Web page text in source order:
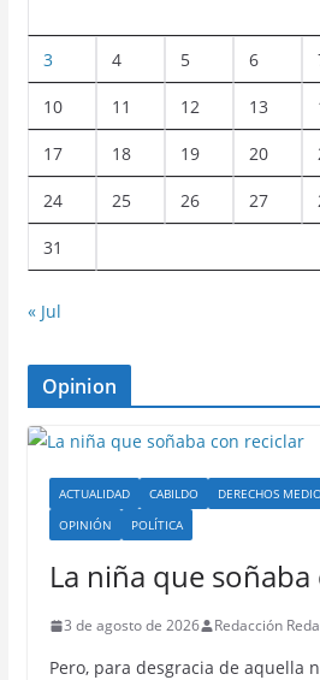
3 4 5 6
10 11 12 13
17 18 19 20
24 25 26 27
31
« Jul
Opinion
ACTUALIDAD CABILDO DERECHOS
OPINIÓN
POLÍTICA
La niña que
3 de agosto de 2026 Redacción
Pero, para desgracia de aquella